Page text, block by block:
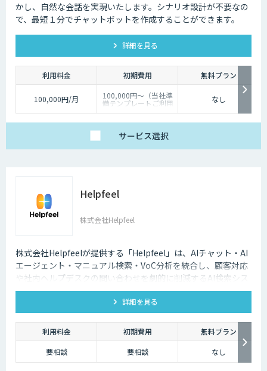
かし、自然な会話を実現いたします。シナリオ設計が不要なの
で、最短１分でチャットボットを作成することができます。
詳細を見る
利用料金 初期費用 無料プラン
100,000円/月 100,000円～（当社準
備テンプレートご利用
の場合）
なし
サービス選択
Helpfeel
株式会社Helpfeel
株式会社Helpfeelが提供する「Helpfeel」は、AIチャット・AI
エージェント・マニュアル検索・VoC分析を統合し、顧客対応
や社内ヘルプデスクの問い合わせを劇的に削減するAI検索シス
テムです。特許技術と手厚い伴走支援で、誰でも即座に答えを
詳細を見る
利用料金 初期費用
無料プラン
要相談
要相談 なし